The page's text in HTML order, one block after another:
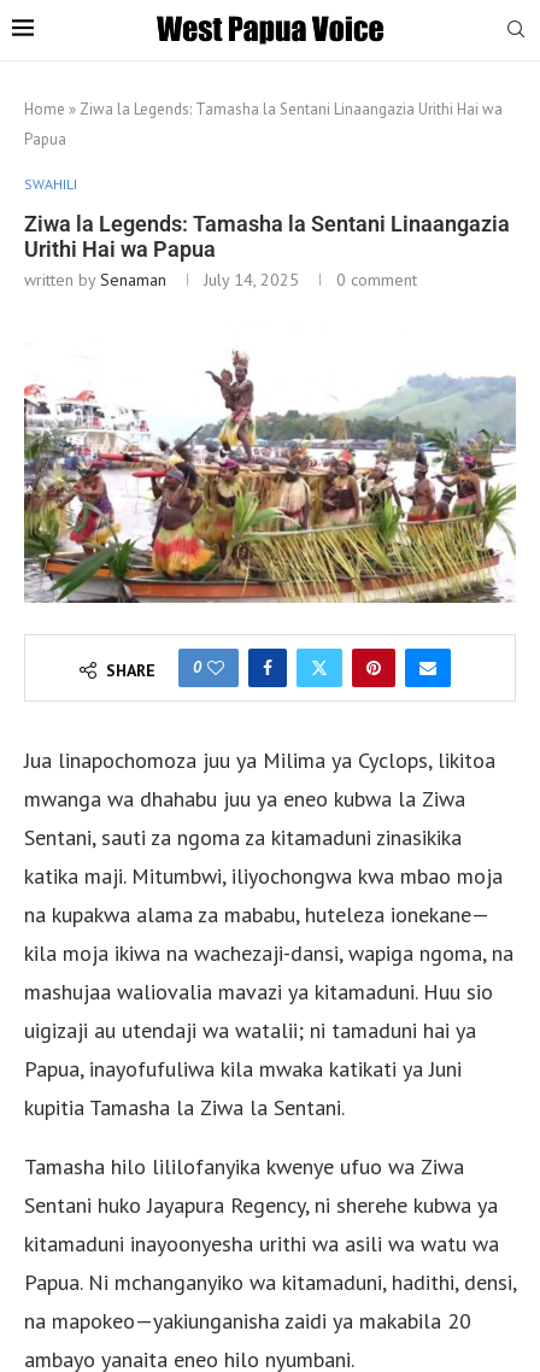
Home » Ziwa la Legends: Tamasha la Sentani Linaangazia Urithi Hai wa
Papua
SWAHILI
Ziwa la Legends: Tamasha la Sentani Linaangazia
Urithi Hai wa Papua
written bySenaman July 14, 2025 0 comment
SHARE 0
Jua linapochomoza juu ya Milima ya Cyclops, likitoa
mwanga wa dhahabu juu ya eneo kubwa la Ziwa
Sentani, sauti za ngoma za kitamaduni zinasikika
katika maji. Mitumbwi, iliyochongwa kwa mbao moja
na kupakwa alama za mababu, huteleza ionekane—
kila moja ikiwa na wachezaji-dansi, wapiga ngoma, na
mashujaa waliovalia mavazi ya kitamaduni. Huu sio
uigizaji au utendaji wa watalii; ni tamaduni hai ya
Papua, inayofufuliwa kila mwaka katikati ya Juni
kupitia Tamasha la Ziwa la Sentani.
Tamasha hilo lililofanyika kwenye ufuo wa Ziwa
Sentani huko Jayapura Regency, ni sherehe kubwa ya
kitamaduni inayoonyesha urithi wa asili wa watu wa
Papua. Ni mchanganyiko wa kitamaduni, hadithi, densi,
na mapokeo—yakiunganisha zaidi ya makabila 20
ambayo yanaita eneo hilo nyumbani.